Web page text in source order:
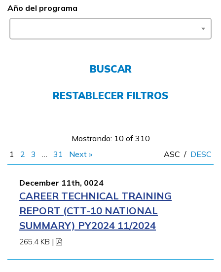
FAQs
English
Año del programa
BUSCAR
RESTABLECER FILTROS
Mostrando: 10 of 310
1
2 3 … 31 Next » ASC / DESC
December 11th, 0024
CAREER TECHNICAL TRAINING
REPORT (CTT-10 NATIONAL
SUMMARY) PY2024 11/2024
265.4 KB |